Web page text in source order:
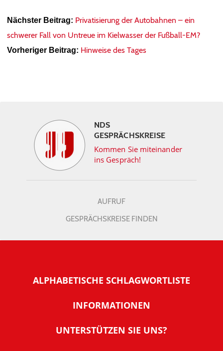
Nächster Beitrag: Privatisierung der Autobahnen – ein
schwerer Fall von Untreue im Kielwasser der Fußball-EM?
Vorheriger Beitrag: Hinweise des Tages
NDS
GESPRÄCHSKREISE
Kommen Sie miteinander
ins Gespräch!
AUFRUF
GESPRÄCHSKREISE FINDEN
ALPHABETISCHE SCHLAGWORTLISTE
INFORMATIONEN
Warum NachDenkSeiten
UNTERSTÜTZEN SIE UNS?